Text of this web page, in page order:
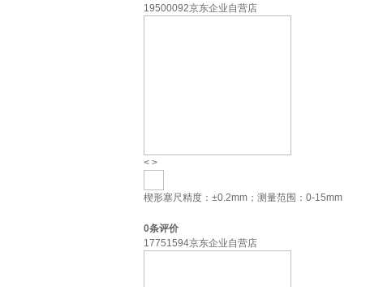
19500092京东企业自营店
< >
楔形塞尺精度：±0.2mm；测量范围：0-15mm
0条评价
17751594京东企业自营店